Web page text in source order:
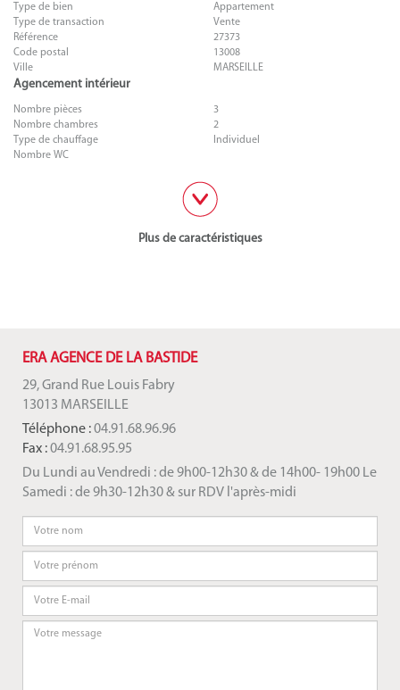
Type de bien
Appartement
Type de transaction
Vente
Référence
27373
Code postal
13008
Ville
MARSEILLE
Agencement intérieur
Nombre pièces
3
Nombre chambres
2
Type de chauffage
Individuel
Nombre WC
Plus de caractéristiques
ERA AGENCE DE LA BASTIDE
29, Grand Rue Louis Fabry
13013 MARSEILLE
Téléphone :04.91.68.96.96
Fax :04.91.68.95.95
Du Lundi au Vendredi : de 9h00-12h30 & de 14h00- 19h00 Le
Samedi : de 9h30-12h30 & sur RDV l'après-midi